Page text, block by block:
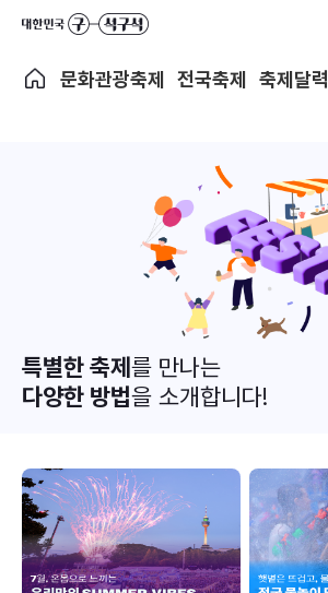
문화관광축제 전국축제 축제달력
특별한 축제를 만나는
다양한 방법을 소개합니다!